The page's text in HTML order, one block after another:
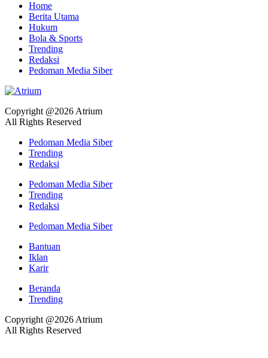
Home
Berita Utama
Hukum
Bola & Sports
Trending
Redaksi
Pedoman Media Siber
Copyright @2026 Atrium
All Rights Reserved
Pedoman Media Siber
Trending
Redaksi
Pedoman Media Siber
Trending
Redaksi
Pedoman Media Siber
Bantuan
Iklan
Karir
Beranda
Trending
Copyright @2026 Atrium
All Rights Reserved